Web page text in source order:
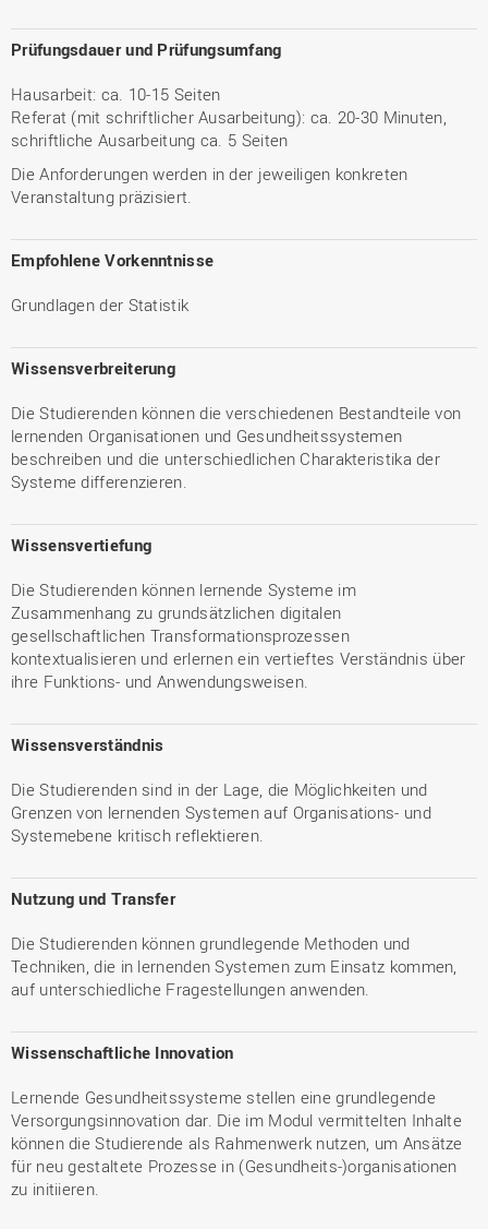
Prüfungsdauer und Prüfungsumfang
Hausarbeit: ca. 10-15 Seiten
Referat (mit schriftlicher Ausarbeitung): ca. 20-30 Minuten,
schriftliche Ausarbeitung ca. 5 Seiten
Die Anforderungen werden in der jeweiligen konkreten
Veranstaltung präzisiert.
Empfohlene Vorkenntnisse
Grundlagen der Statistik
Wissensverbreiterung
Die Studierenden können die verschiedenen Bestandteile von
lernenden Organisationen und Gesundheitssystemen
beschreiben und die unterschiedlichen Charakteristika der
Systeme differenzieren.
Wissensvertiefung
Die Studierenden können lernende Systeme im
Zusammenhang zu grundsätzlichen digitalen
gesellschaftlichen Transformationsprozessen
kontextualisieren und erlernen ein vertieftes Verständnis über
ihre Funktions- und Anwendungsweisen.
Wissensverständnis
Die Studierenden sind in der Lage, die Möglichkeiten und
Grenzen von lernenden Systemen auf Organisations- und
Systemebene kritisch reflektieren.
Nutzung und Transfer
Die Studierenden können grundlegende Methoden und
Techniken, die in lernenden Systemen zum Einsatz kommen,
auf unterschiedliche Fragestellungen anwenden.
Wissenschaftliche Innovation
Lernende Gesundheitssysteme stellen eine grundlegende
Versorgungsinnovation dar. Die im Modul vermittelten Inhalte
können die Studierende als Rahmenwerk nutzen, um Ansätze
für neu gestaltete Prozesse in (Gesundheits-)organisationen
zu initiieren.